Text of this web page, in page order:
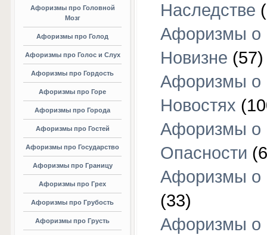
Афоризмы про Головной
Мозг
Афоризмы про Голод
Афоризмы про Голос и Слух
Афоризмы про Гордость
Афоризмы про Горе
Афоризмы про Города
Афоризмы про Гостей
Афоризмы про Государство
Афоризмы про Границу
Афоризмы про Грех
Афоризмы про Грубость
Афоризмы про Грусть
Наследстве
Афоризмы о
Новизне (57)
Афоризмы о
Новостях
Афоризмы о
Опасности
Афоризмы о
(33)
Афоризмы